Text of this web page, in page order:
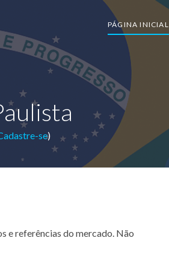
PÁGINA INICIAL
se)
e referências do mercado. Não